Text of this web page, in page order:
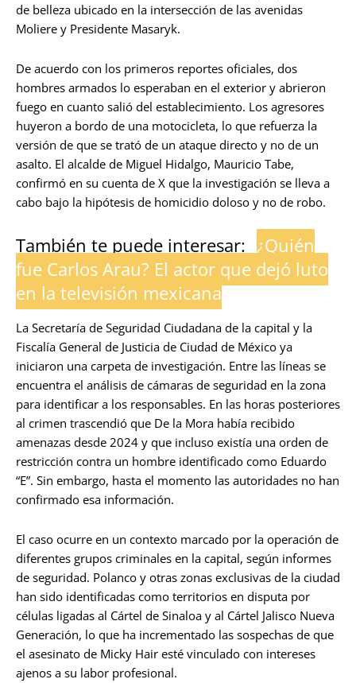
de belleza ubicado en la intersección de las avenidas
Moliere y Presidente Masaryk.
De acuerdo con los primeros reportes oficiales, dos
hombres armados lo esperaban en el exterior y abrieron
fuego en cuanto salió del establecimiento. Los agresores
huyeron a bordo de una motocicleta, lo que refuerza la
versión de que se trató de un ataque directo y no de un
asalto. El alcalde de Miguel Hidalgo, Mauricio Tabe,
confirmó en su cuenta de X que la investigación se lleva a
cabo bajo la hipótesis de homicidio doloso y no de robo.
También te puede interesar: ¿Quién
fue Carlos Arau? El actor que dejó luto
en la televisión mexicana
La Secretaría de Seguridad Ciudadana de la capital y la
Fiscalía General de Justicia de Ciudad de México ya
iniciaron una carpeta de investigación. Entre las líneas se
encuentra el análisis de cámaras de seguridad en la zona
para identificar a los responsables. En las horas posteriores
al crimen trascendió que De la Mora había recibido
amenazas desde 2024 y que incluso existía una orden de
restricción contra un hombre identificado como Eduardo
“E”. Sin embargo, hasta el momento las autoridades no han
confirmado esa información.
El caso ocurre en un contexto marcado por la operación de
diferentes grupos criminales en la capital, según informes
de seguridad. Polanco y otras zonas exclusivas de la ciudad
han sido identificadas como territorios en disputa por
células ligadas al Cártel de Sinaloa y al Cártel Jalisco Nueva
Generación, lo que ha incrementado las sospechas de que
el asesinato de Micky Hair esté vinculado con intereses
ajenos a su labor profesional.